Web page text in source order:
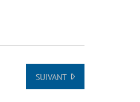
SUIVANT